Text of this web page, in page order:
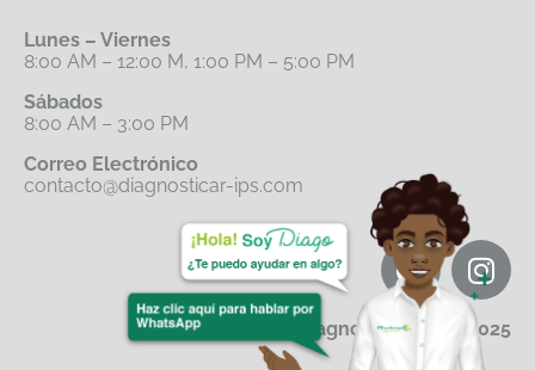
Lunes – Viernes
8:00 AM – 12:00 M, 1:00 PM – 5:00 PM
Sábados
8:00 AM – 3:00 PM
Correo Electrónico
contacto@diagnosticar-ips.com
Diagnosticar IPS© 2025